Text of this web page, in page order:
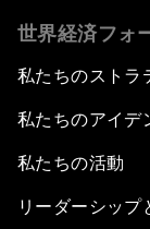
世界経済フォ
私たちのストラ
私たちのアイデ
私たちの活動
リーダーシップ